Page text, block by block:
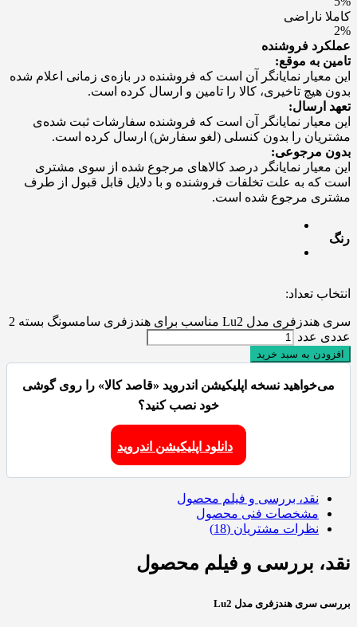
کاملا ناراضی
2%
عملکرد فروشنده
تامین به موقع:
این معیار نمایانگر آن است که فروشنده در بازه‌ی زمانی اعلام شده
بدون هیچ تاخیری، کالا را تامین و ارسال کرده است.
تعهد ارسال:
این معیار نمایانگر آن است که فروشنده سفارشات ثبت شده‌ی
مشتریان را بدون کنسلی (لغو سفارش) ارسال کرده است.
بدون مرجوعی:
این معیار نمایانگر درصد کالاهای مرجوع شده از سوی مشتری
است که به علت تخلفات فروشنده و با دلایل قابل قبول از طرف
مشتری مرجوع شده است.
رنگ
انتخاب تعداد:
سری هندزفری مدل Lu2 مناسب برای هندزفری سامسونگ بسته 2
عددی عدد
افزودن به سبد خرید
می‌خواهید نسخه اپلیکیشن اندروید «قاصد کالا» را روی گوشی
خود نصب کنید؟
دانلود اپلیکیشن اندروید
نقد، بررسی و فیلم محصول
مشخصات فنی محصول
نظرات مشتریان (18)
نقد، بررسی و فیلم محصول
بررسی سری هندزفری مدل Lu2